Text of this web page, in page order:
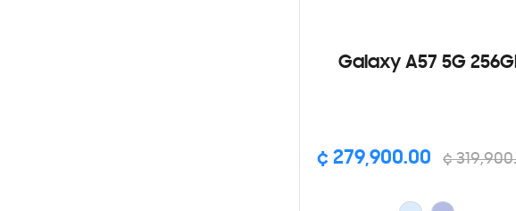
Galaxy A57 5G
¢ 279,900.00 ¢